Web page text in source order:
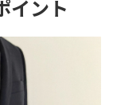
イント